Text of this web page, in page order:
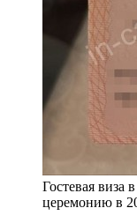
Гостевая виза
церемонию в